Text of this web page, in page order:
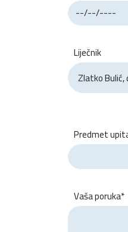
Liječnik
Predmet
Vaša poruka*